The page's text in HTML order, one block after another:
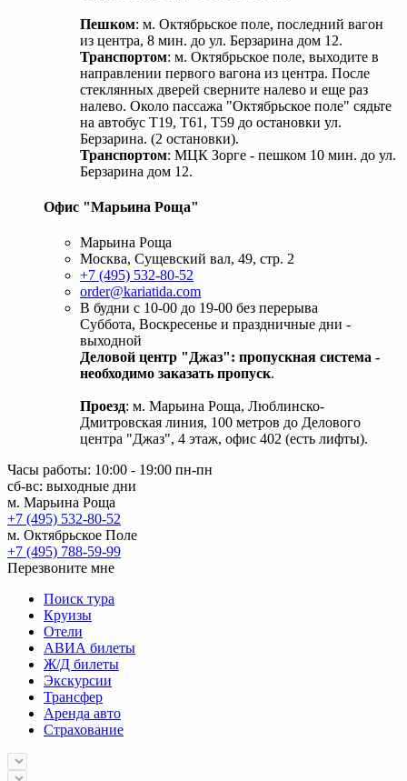
Пешком: м. Октябрьское поле, последний вагон
из центра, 8 мин. до ул. Берзарина дом 12.
Транспортом: м. Октябрьское поле, выходите в
направлении первого вагона из центра. После
стеклянных дверей сверните налево и еще раз
налево. Около пассажа "Октябрьское поле" сядьте
на автобус Т19, Т61, Т59 до остановки ул.
Берзарина. (2 остановки).
Транспортом: МЦК Зорге - пешком 10 мин. до ул.
Берзарина дом 12.
Офис "Марьина Роща"
Марьина Роща
Москва, Сущевский вал, 49, стр. 2
+7 (495) 532-80-52
order@kariatida.com
В будни с 10-00 до 19-00 без перерыва
Суббота, Воскресенье и праздничные дни -
выходной
Деловой центр "Джаз": пропускная система -
необходимо заказать пропуск.
Проезд: м. Марьина Роща, Люблинско-
Дмитровская линия, 100 метров до Делового
центра "Джаз", 4 этаж, офис 402 (есть лифты).
Часы работы: 10:00 - 19:00 пн-пн
сб-вс: выходные дни
м. Марьина Роща
+7 (495) 532-80-52
м. Октябрьское Поле
+7 (495) 788-59-99
Перезвоните мне
Поиск тура
Круизы
Отели
АВИА билеты
Ж/Д билеты
Экскурсии
Трансфер
Аренда авто
Страхование